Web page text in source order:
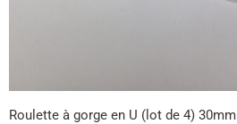
Roulette à gorge en U (lot de 4) 30mm